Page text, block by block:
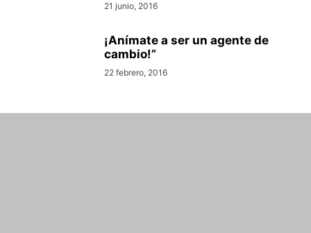
21 junio, 2016
¡Anímate a ser un agente de
cambio!”
22 febrero, 2016